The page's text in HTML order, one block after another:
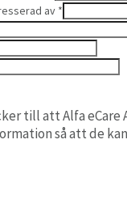
av *
till att Alfa eCare
så att de